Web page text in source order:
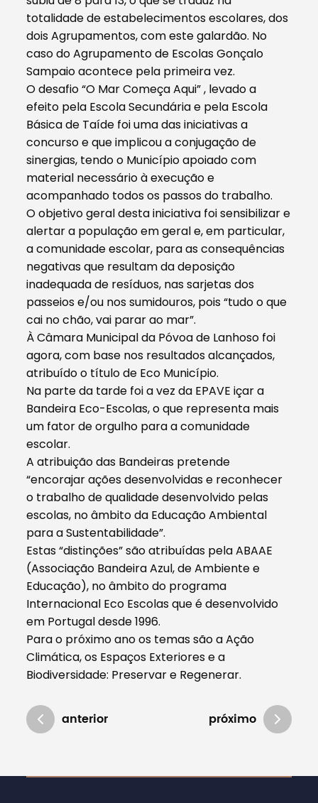
totalidade de estabelecimentos escolares, dos
dois Agrupamentos, com este galardão. No
caso do Agrupamento de Escolas Gonçalo
Sampaio acontece pela primeira vez.
O desafio “O Mar Começa Aqui” , levado a
efeito pela Escola Secundária e pela Escola
Básica de Taíde foi uma das iniciativas a
concurso e que implicou a conjugação de
sinergias, tendo o Município apoiado com
material necessário à execução e
acompanhado todos os passos do trabalho.
O objetivo geral desta iniciativa foi sensibilizar e
alertar a população em geral e, em particular,
a comunidade escolar, para as consequências
negativas que resultam da deposição
inadequada de resíduos, nas sarjetas dos
passeios e/ou nos sumidouros, pois “tudo o que
cai no chão, vai parar ao mar”.
À Câmara Municipal da Póvoa de Lanhoso foi
agora, com base nos resultados alcançados,
atribuído o título de Eco Município.
Na parte da tarde foi a vez da EPAVE içar a
Bandeira Eco-Escolas, o que representa mais
um fator de orgulho para a comunidade
escolar.
A atribuição das Bandeiras pretende
“encorajar ações desenvolvidas e reconhecer
o trabalho de qualidade desenvolvido pelas
escolas, no âmbito da Educação Ambiental
para a Sustentabilidade”.
Estas “distinções” são atribuídas pela ABAAE
(Associação Bandeira Azul, de Ambiente e
Educação), no âmbito do programa
Internacional Eco Escolas que é desenvolvido
em Portugal desde 1996.
Para o próximo ano os temas são a Ação
Climática, os Espaços Exteriores e a
Biodiversidade: Preservar e Regenerar.
anterior próximo
Atualizado em 15/01/2025